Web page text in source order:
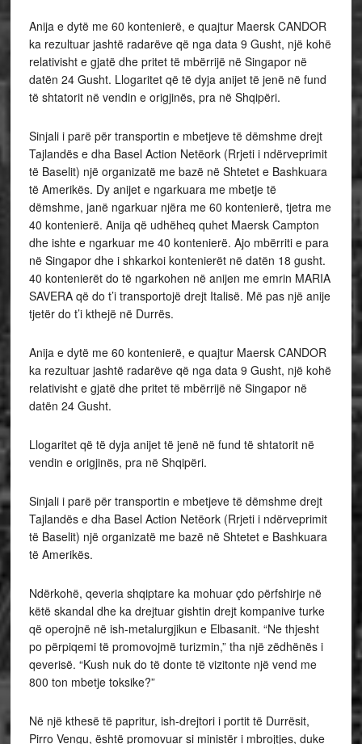
Anija e dytë me 60 kontenierë, e quajtur Maersk CANDOR
ka rezultuar jashtë radarëve që nga data 9 Gusht, një kohë
relativisht e gjatë dhe pritet të mbërrijë në Singapor në
datën 24 Gusht. Llogaritet që të dyja anijet të jenë në fund
të shtatorit në vendin e origjinës, pra në Shqipëri.
Sinjali i parë për transportin e mbetjeve të dëmshme drejt
Tajlandës e dha Basel Action Netëork (Rrjeti i ndërveprimit
të Baselit) një organizatë me bazë në Shtetet e Bashkuara
të Amerikës. Dy anijet e ngarkuara me mbetje të
dëmshme, janë ngarkuar njëra me 60 kontenierë, tjetra me
40 kontenierë. Anija që udhëheq quhet Maersk Campton
dhe ishte e ngarkuar me 40 kontenierë. Ajo mbërriti e para
në Singapor dhe i shkarkoi kontenierët në datën 18 gusht.
40 kontenierët do të ngarkohen në anijen me emrin MARIA
SAVERA që do t’i transportojë drejt Italisë. Më pas një anije
tjetër do t’i kthejë në Durrës.
Anija e dytë me 60 kontenierë, e quajtur Maersk CANDOR
ka rezultuar jashtë radarëve që nga data 9 Gusht, një kohë
relativisht e gjatë dhe pritet të mbërrijë në Singapor në
datën 24 Gusht.
Llogaritet që të dyja anijet të jenë në fund të shtatorit në
vendin e origjinës, pra në Shqipëri.
Sinjali i parë për transportin e mbetjeve të dëmshme drejt
Tajlandës e dha Basel Action Netëork (Rrjeti i ndërveprimit
të Baselit) një organizatë me bazë në Shtetet e Bashkuara
të Amerikës.
Ndërkohë, qeveria shqiptare ka mohuar çdo përfshirje në
këtë skandal dhe ka drejtuar gishtin drejt kompanive turke
që operojnë në ish-metalurgjikun e Elbasanit. “Ne thjesht
po përpiqemi të promovojmë turizmin,” tha një zëdhënës i
qeverisë. “Kush nuk do të donte të vizitonte një vend me
800 ton mbetje toksike?”
Në një kthesë të papritur, ish-drejtori i portit të Durrësit,
Pirro Vengu, është promovuar si ministër i mbrojtjes, duke